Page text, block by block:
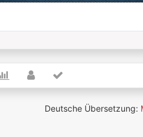
Deutsche Übersetzung: